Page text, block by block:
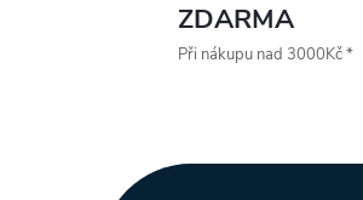
ZDARMA
Při nákupu nad 3000Kč *